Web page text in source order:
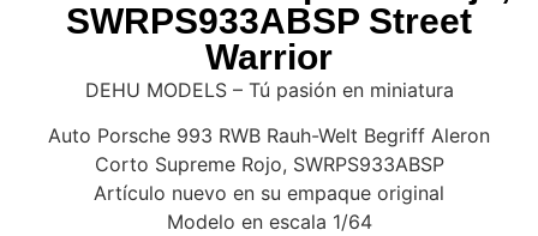
SWRPS933ABSP Street
Warrior
DEHU MODELS – Tú pasión en miniatura
Auto Porsche 993 RWB Rauh-Welt Begriff Aleron
Corto Supreme Rojo, SWRPS933ABSP
Artículo nuevo en su empaque original
Modelo en escala 1/64